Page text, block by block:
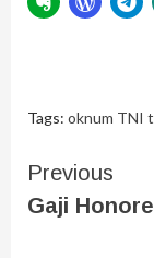
Tags: oknum TNI
Previous
Gaji